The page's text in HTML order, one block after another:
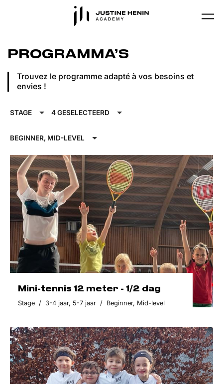
Skip to main content
PROGRAMMA’S
Trouvez le programme adapté à vos besoins et
envies !
STAGE 4 GESELECTEERD
BEGINNER, MID-LEVEL
Mini-tennis 12 meter - 1/2 dag
Stage / 3-4 jaar, 5-7 jaar / Beginner, Mid-level